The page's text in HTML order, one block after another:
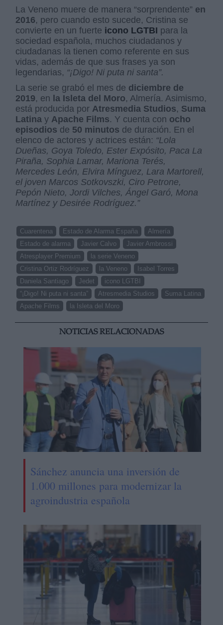
La Veneno muere de manera “sorprendente” en
2016, pero cuando esto sucede, Cristina se
convierte en un fuerte icono LGTBI para la
sociedad española, muchos ciudadanos y
ciudadanas la tienen como referente en sus
vidas, además de que sus frases ya son
legendarias, “¡Digo! Ni puta ni santa”.
La serie se grabó el mes de diciembre de
2019, en la Isleta del Moro, Almería. Asimismo,
está producida por Atresmedia Studios, Suma
Latina y Apache Films. Y cuenta con ocho
episodios de 50 minutos de duración. En el
elenco de actores y actrices están: “Lola
Dueñas, Goya Toledo, Ester Expósito, Paca La
Piraña, Sophia Lamar, Mariona Terés,
Mercedes León, Elvira Mínguez, Lara Martorell,
el joven Marcos Sotkovszki, Ciro Petrone,
Pepón Nieto, Jordi Vilches, Ángel Garó, Mona
Martínez y Desirée Rodríguez.”
Cuarentena Estado de Alarma España
Almería
Estado de alarma
Javier Calvo
Javier Ambrossi
Atresplayer Premium
la serie Veneno
Cristina Ortiz Rodríguez
la Veneno
Isabel Torres
Daniela Santiago
Jedet
icono LGTBI
“¡Digo! Ni puta ni santa”
Atresmedia Studios
Suma Latina
Apache Films
la Isleta del Moro
NOTICIAS RELACIONADAS
Sánchez anuncia una inversión de
1.000 millones para modernizar la
agroindustria española